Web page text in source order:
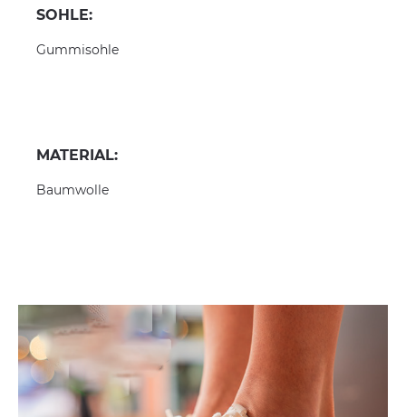
SOHLE:
Gummisohle
MATERIAL:
Baumwolle